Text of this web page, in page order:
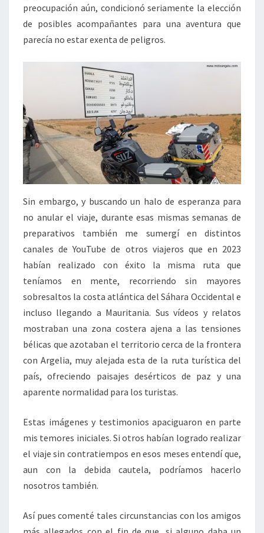
preocupación aún, condicionó seriamente la elección
de posibles acompañantes para una aventura que
parecía no estar exenta de peligros.
Sin embargo, y buscando un halo de esperanza para
no anular el viaje, durante esas mismas semanas de
preparativos también me sumergí en distintos
canales de YouTube de otros viajeros que en 2023
habían realizado con éxito la misma ruta que
teníamos en mente, recorriendo sin mayores
sobresaltos la costa atlántica del Sáhara Occidental e
incluso llegando a Mauritania. Sus vídeos y relatos
mostraban una zona costera ajena a las tensiones
bélicas que azotaban el territorio cerca de la frontera
con Argelia, muy alejada esta de la ruta turística del
país, ofreciendo paisajes desérticos de paz y una
aparente normalidad para los turistas.
Estas imágenes y testimonios apaciguaron en parte
mis temores iniciales. Si otros habían logrado realizar
el viaje sin contratiempos en esos meses entendí que,
aun con la debida cautela, podríamos hacerlo
nosotros también.
Así pues comenté tales circunstancias con los amigos